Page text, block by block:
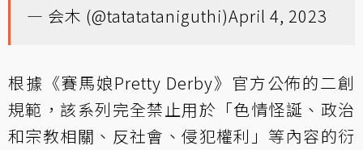
— 会木 (@tatatataniguthi)April 4, 2023
根據《賽馬娘Pretty Derby》官方公佈的二創
規範，該系列完全禁止用於「色情怪誕、政治
和宗教相關、反社會、侵犯權利」等內容的衍